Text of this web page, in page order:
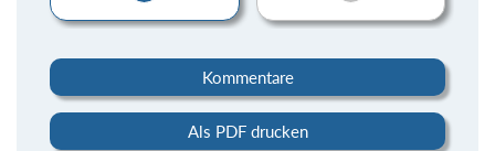
Kommentare
Als PDF drucken